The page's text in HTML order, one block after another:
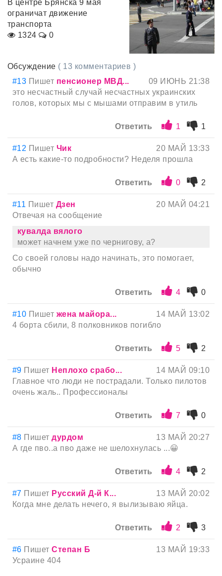
В центре Брянска 9 мая
ограничат движение
транспорта
1324
0
Обсуждение ( 13 комментариев )
#13 Пишет пенсионер МВД...
09 ИЮНЬ 21:38
это несчастный случай несчастных украинских
голов, которых мы с мышами отправим в утиль
Ответить 1 1
#12 Пишет Чик
20 МАЙ 13:33
А есть какие-то подробности? Неделя прошла
Ответить 0 2
#11 Пишет Дзен
20 МАЙ 04:21
Отвечая на сообщение
кyвалда вялого
может начнем уже по чернигову, а?
Со своей головы надо начинать, это помогает,
обычно
Ответить 4 0
#10 Пишет жена майора...
14 МАЙ 13:02
4 борта сбили, 8 полковников погибло
Ответить 5 2
#9 Пишет Неплохо срабо...
14 МАЙ 09:10
Главное что люди не пострадали. Только пилотов
очень жаль.. Профессионалы
Ответить 7 0
#8 Пишетдурдом
13 МАЙ 20:27
А где пво..а пво даже не шелохнулась ...😀
Ответить 4 2
#7 Пишет Русский Д-й К...
13 МАЙ 20:02
Когда мне делать нечего, я вылизываю яйца.
Ответить 2 3
#6 ПишетСтепан Б
13 МАЙ 19:33
Усраине 404